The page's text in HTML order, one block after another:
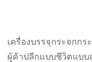
เครื่องบรรจุกระจกกร
ผู้ค้าปลีกแบบชีวิตแบบ